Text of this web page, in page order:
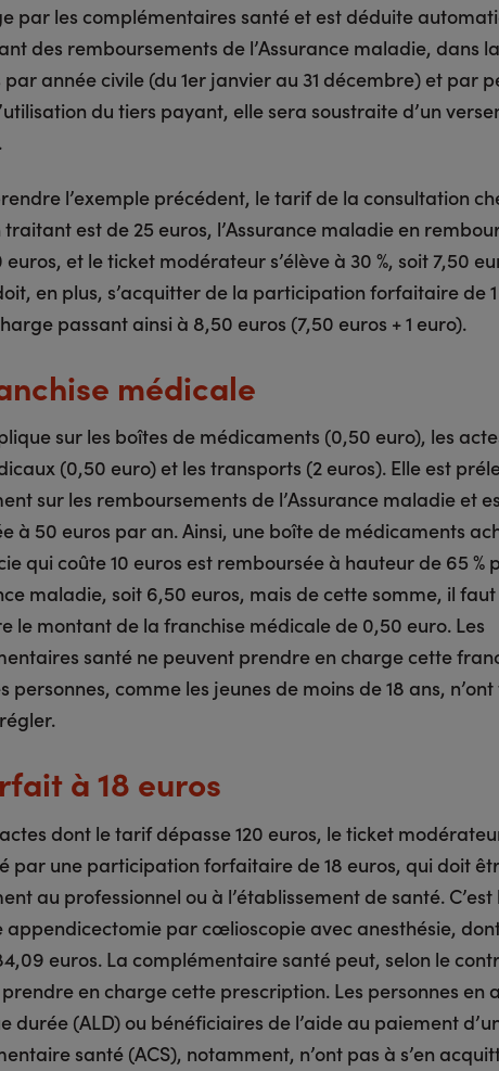
par les complémentaires santé et est déduite
des remboursements de l’Assurance maladie, dans
par année civile (du 1er janvier au 31 décembre) et par
du tiers payant, elle sera soustraite d’un
l’exemple précédent, le tarif de la consultation
est de 25 euros, l’Assurance maladie en
euros, et le ticket modérateur s’élève à 30 %, soit 7,50
en plus, s’acquitter de la participation forfaitaire de
passant ainsi à 8,50 euros (7,50 euros + 1 euro).
médicale
sur les boîtes de médicaments (0,50 euro), les
(0,50 euro) et les transports (2 euros). Elle est
sur les remboursements de l’Assurance maladie et
à 50 euros par an. Ainsi, une boîte de médicaments
qui coûte 10 euros est remboursée à hauteur de 65 %
maladie, soit 6,50 euros, mais de cette somme, il faut
le montant de la franchise médicale de 0,50 euro. Les
santé ne peuvent prendre en charge cette
personnes, comme les jeunes de moins de 18 ans,
à 18 euros
dont le tarif dépasse 120 euros, le ticket
par une participation forfaitaire de 18 euros, qui doit
au professionnel ou à l’établissement de santé. C’est
appendicectomie par cœlioscopie avec anesthésie,
euros. La complémentaire santé peut, selon le
en charge cette prescription. Les personnes en
durée (ALD) ou bénéficiaires de l’aide au paiement
santé (ACS), notamment, n’ont pas à s’en